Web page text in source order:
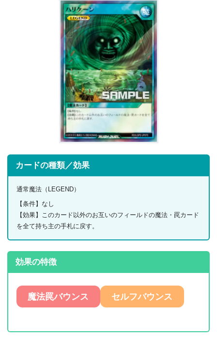
カードの種類／効果
通常魔法（LEGEND）
【条件】なし
【効果】このカード以外のお互いのフィールドの魔法・罠カード
を全て持ち主の手札に戻す。
効果の特徴
魔法罠バウンス セルフバウンス